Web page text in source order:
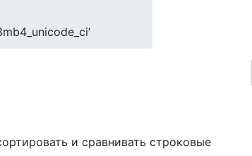
и сравнивать строковые